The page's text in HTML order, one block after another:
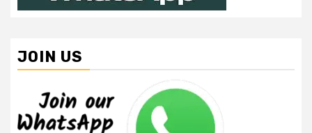
JOIN US